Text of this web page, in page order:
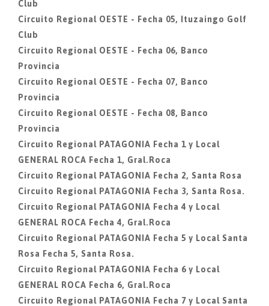
Club
Circuito Regional OESTE - Fecha 05, Ituzaingo Golf
Club
Circuito Regional OESTE - Fecha 06, Banco
Provincia
Circuito Regional OESTE - Fecha 07, Banco
Provincia
Circuito Regional OESTE - Fecha 08, Banco
Provincia
Circuito Regional PATAGONIA Fecha 1 y Local
GENERAL ROCA Fecha 1, Gral.Roca
Circuito Regional PATAGONIA Fecha 2, Santa Rosa
Circuito Regional PATAGONIA Fecha 3, Santa Rosa.
Circuito Regional PATAGONIA Fecha 4 y Local
GENERAL ROCA Fecha 4, Gral.Roca
Circuito Regional PATAGONIA Fecha 5 y Local Santa
Rosa Fecha 5, Santa Rosa.
Circuito Regional PATAGONIA Fecha 6 y Local
GENERAL ROCA Fecha 6, Gral.Roca
Circuito Regional PATAGONIA Fecha 7 y Local Santa